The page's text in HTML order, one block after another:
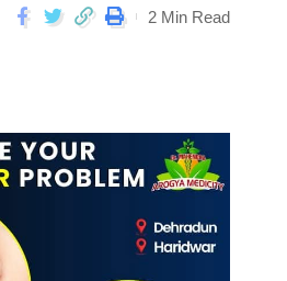
2 Min Read